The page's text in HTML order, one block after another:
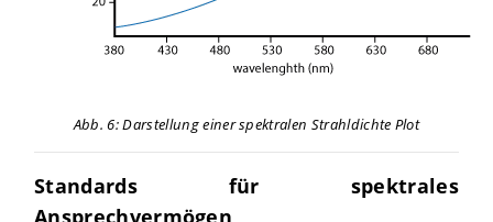
Abb. 6: Darstellung einer spektralen Strahldichte Plot
Standards für spektrales
Ansprechvermögen